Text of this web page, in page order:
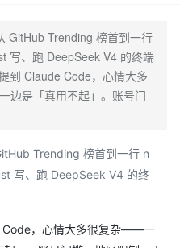
GitHub Trending 榜首到一行
写、跑 DeepSeek V4 的终端
到 Claude Code，心情大多
是「真用不起」。账号门
Trending 榜首到一行 n
写、跑 DeepSeek V4 的终
Code，心情大多很复杂——一